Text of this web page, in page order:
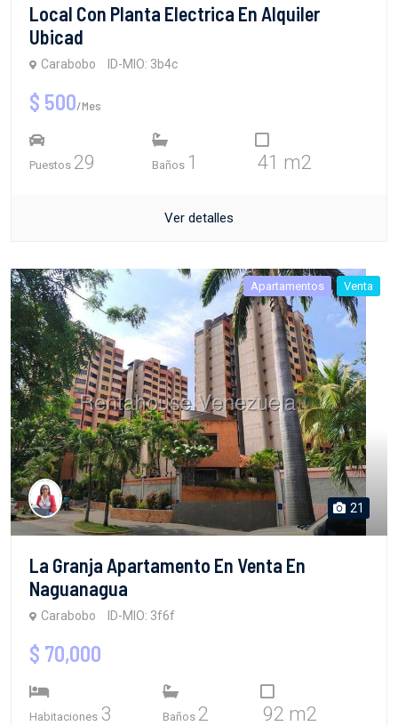
Local Con Planta Electrica En Alquiler
Ubicad
Carabobo ID-MIO: 3b4c
$ 500/Mes
Puestos 29 Baños 1 41 m2
Ver detalles
Apartamentos Venta
21
La Granja Apartamento En Venta En
Naguanagua
Carabobo ID-MIO: 3f6f
$ 70,000
Habitaciones 3 Baños 2 92 m2